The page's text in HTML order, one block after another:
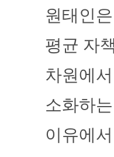
원태인
평균 자
차원에
소화하
이유에